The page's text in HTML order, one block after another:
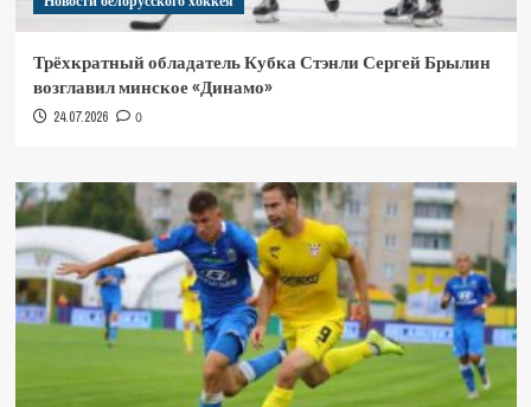
Трёхкратный обладатель Кубка Стэнли Сергей Брылин
возглавил минское «Динамо»
24.07.2026 0